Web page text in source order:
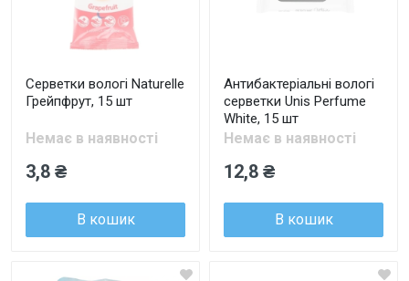
Серветки вологі Naturelle
Грейпфрут, 15 шт
Немає в наявності
3,8 ₴
В кошик
Антибактеріальні вологі
серветки Unis Perfume
White, 15 шт
Немає в наявності
12,8 ₴
В кошик